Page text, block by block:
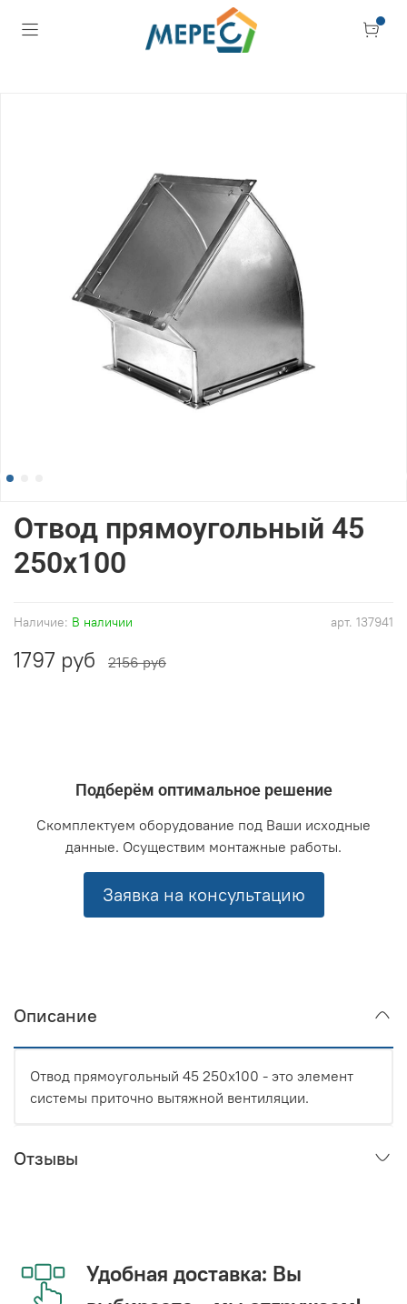
арт. 137941
Наличие: В наличии
Отвод прямоугольный 45
250x100
1797 руб 2156 руб
Подберём оптимальное решение
Скомплектуем оборудование под Ваши исходные
данные. Осуществим монтажные работы.
Заявка на консультацию
Описание
Отвод прямоугольный 45 250x100 - это элемент
системы приточно вытяжной вентиляции.
Отзывы
Удобная доставка: Вы